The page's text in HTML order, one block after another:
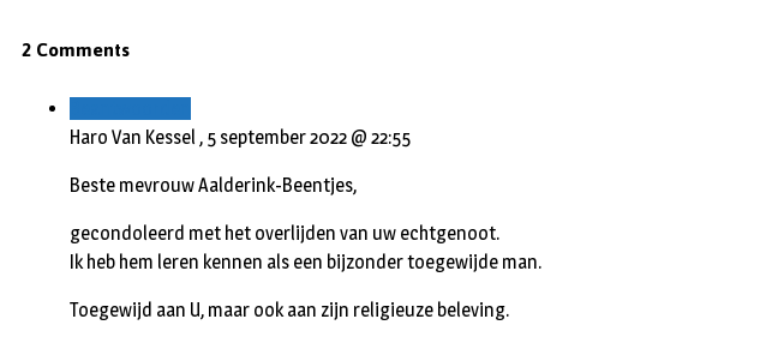
2 Comments
Haro Van Kessel , 5 september 2022 @ 22:55
Beste mevrouw Aalderink-Beentjes,
gecondoleerd met het overlijden van uw echtgenoot.
Ik heb hem leren kennen als een bijzonder toegewijde man.
Toegewijd aan U, maar ook aan zijn religieuze beleving.